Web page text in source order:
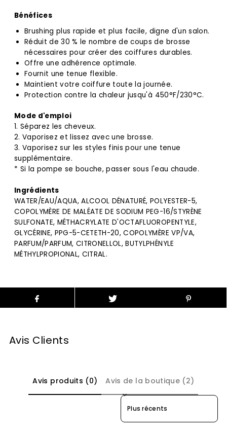
Bénéfices
Brushing plus rapide et plus facile, digne d'un salon.
Réduit de 30 % le nombre de coups de brosse
nécessaires pour créer des coiffures durables.
Offre une adhérence optimale.
Fournit une tenue flexible.
Maintient votre coiffure toute la journée.
Protection contre la chaleur jusqu'à 450°F/230°C.
Mode d'emploi
1. Séparez les cheveux.
2. Vaporisez et lissez avec une brosse.
3. Vaporisez sur les styles finis pour une tenue
supplémentaire.
* Si la pompe se bouche, passer sous l'eau chaude.
Ingrédients
WATER/EAU/AQUA, ALCOOL DÉNATURÉ, POLYESTER-5,
COPOLYMÈRE DE MALÉATE DE SODIUM PEG-16/STYRÈNE
SULFONATE, MÉTHACRYLATE D'OCTAFLUOROPENTYLE,
GLYCÉRINE, PPG-5-CETETH-20, COPOLYMÈRE VP/VA,
PARFUM/PARFUM, CITRONELLOL, BUTYLPHÉNYLE
MÉTHYLPROPIONAL, CITRAL.
Avis Clients
Avis produits (0) Avis de la boutique (2)
Sort reviews by